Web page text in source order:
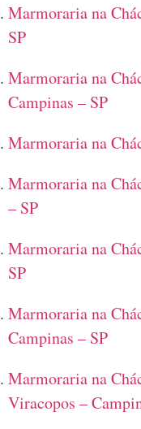
Marmoraria na
SP
Marmoraria na
Campinas – SP
Marmoraria na
Marmoraria na
– SP
Marmoraria na
SP
Marmoraria na
Campinas – SP
Marmoraria na
Viracopos –